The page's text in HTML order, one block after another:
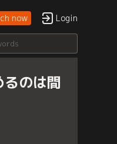
now Login
のは間